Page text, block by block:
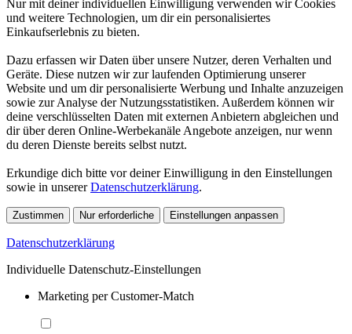
Nur mit deiner individuellen Einwilligung verwenden wir Cookies
und weitere Technologien, um dir ein personalisiertes
Einkaufserlebnis zu bieten.
Dazu erfassen wir Daten über unsere Nutzer, deren Verhalten und
Geräte. Diese nutzen wir zur laufenden Optimierung unserer
Website und um dir personalisierte Werbung und Inhalte anzuzeigen
sowie zur Analyse der Nutzungsstatistiken. Außerdem können wir
deine verschlüsselten Daten mit externen Anbietern abgleichen und
dir über deren Online-Werbekanäle Angebote anzeigen, nur wenn
du deren Dienste bereits selbst nutzt.
Erkundige dich bitte vor deiner Einwilligung in den Einstellungen
sowie in unsererDatenschutzerklärung.
Zustimmen Nur erforderliche Einstellungen anpassen
Datenschutzerklärung
Individuelle Datenschutz-Einstellungen
Marketing per Customer-Match